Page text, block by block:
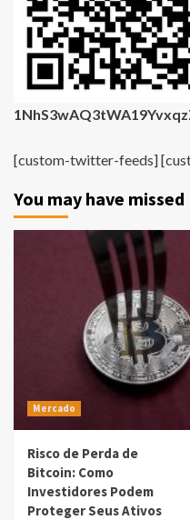
[custom-twitter-feeds]
You may have missed
Mercado
Risco de Perda de
Bitcoin: Como
Investidores Podem
Proteger Seus Ativos